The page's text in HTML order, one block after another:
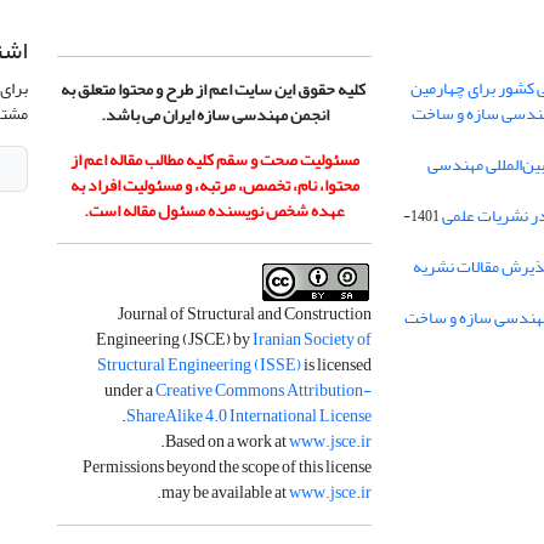
برای چهارمین
سازه و ساخت
مهندسی
نشریات علمی
1401-
مقالات نشریه
کلیه حقوق این سایت اعم از طرح و محتوا متعلق به
انجمن مهندسی سازه ایران می باشد.
مسئولیت صحت و سقم کلیه مطالب مقاله اعم از
محتوا، نام، تخصص، مرتبه، و مسئولیت افراد به
عهده شخص نویسنده مسئول مقاله است.
Journal of Structural and Construction
Engineering (JSCE) byIranian Society of
Structural Engineering (ISSE)is licensed
under aCreative Commons Attribution-
ShareAlike 4.0 International License
.
Based on a work atwww.jsce.ir
.
Permissions beyond the scope of this license
may be available atwww.jsce.ir
.